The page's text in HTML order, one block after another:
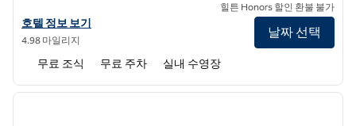
앰버시 스위트 바이 힐튼 애틀랜타 알파레타의 호텔 정보 보기
호텔 정보 보기
4.98 마일리지
힐튼 Honors 할인 환불 불가
날짜 선택
무료 조식 무료 주차 실내 수영장
1/12
다음